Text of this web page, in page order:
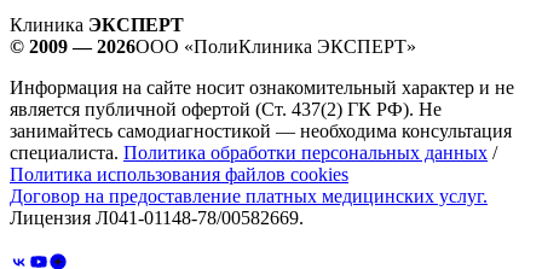
Клиника ЭКСПЕРТ
© 2009 — 2026ООО «ПолиКлиника ЭКСПЕРТ»
Информация на сайте носит ознакомительный характер и не
является публичной офертой (Ст. 437(2) ГК РФ). Не
занимайтесь самодиагностикой — необходима консультация
специалиста. Политика обработки персональных данных /
Политика использования файлов cookies
Договор на предоставление платных медицинских услуг.
Лицензия Л041-01148-78/00582669.